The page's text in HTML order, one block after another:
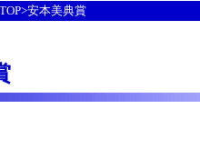
TOP>安本美典賞